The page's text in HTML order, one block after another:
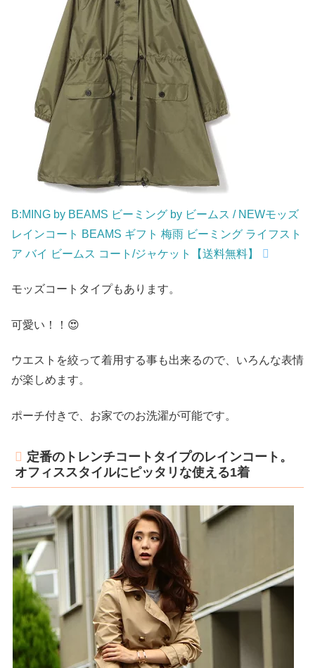
B:MING by BEAMS ビーミング by ビームス / NEWモッズ
レインコート BEAMS ギフト 梅雨 ビーミング ライフスト
ア バイ ビームス コート/ジャケット【送料無料】
モッズコートタイプもあります。
可愛い！！😍
ウエストを絞って着用する事も出来るので、いろんな表情
が楽しめます。
ポーチ付きで、お家でのお洗濯が可能です。
定番のトレンチコートタイプのレインコート。
オフィススタイルにピッタリな使える1着